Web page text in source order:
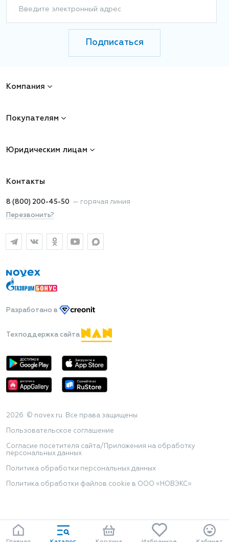
Введите электронный адрес
Подписаться
Компания
Покупателям
Юридическим лицам
Контакты
8 (800) 200-45-50 — горячая линия
Перезвонить?
Разработано в
Техподдержка сайта
2026 © novex.ru. Все права защищены
Пользовательское соглашение
Согласие посетителя сайта/Приложения на обработку
персональных данных
Политика обработки персональных данных
Политика обработки файлов cookie в ООО «НОВЭКС»